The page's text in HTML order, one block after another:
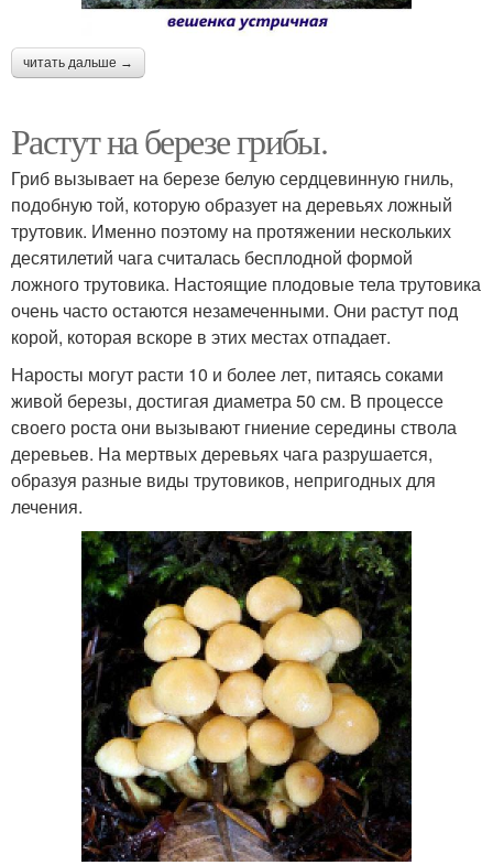
читать дальше →
Растут на березе грибы.
Гриб вызывает на березе белую сердцевинную гниль,
подобную той, которую образует на деревьях ложный
трутовик. Именно поэтому на протяжении нескольких
десятилетий чага считалась бесплодной формой
ложного трутовика. Настоящие плодовые тела трутовика
очень часто остаются незамеченными. Они растут под
корой, которая вскоре в этих местах отпадает.
Наросты могут расти 10 и более лет, питаясь соками
живой березы, достигая диаметра 50 см. В процессе
своего роста они вызывают гниение середины ствола
деревьев. На мертвых деревьях чага разрушается,
образуя разные виды трутовиков, непригодных для
лечения.